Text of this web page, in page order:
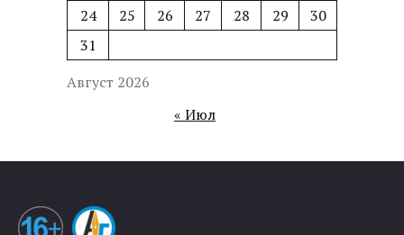
Август 2026
24
25 26 27 28 29
30
31
« Июл